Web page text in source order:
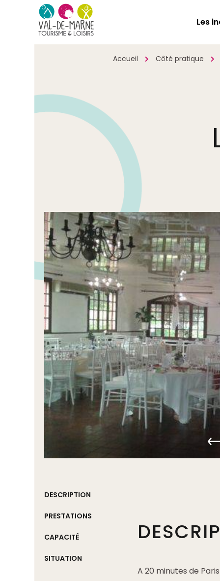
Les
Accueil Côté pratique
DESCRIPTION
PRESTATIONS
CAPACITÉ
SITUATION
A 20 minutes de